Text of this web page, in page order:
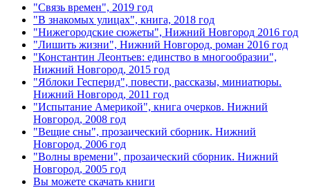
"Связь времен", 2019 год
"В знакомых улицах", книга, 2018 год
"Нижегородские сюжеты", Нижний Новгород 2016 год
"Лишить жизни", Нижний Новгород, роман 2016 год
"Константин Леонтьев: единство в многообразии",
Нижний Новгород, 2015 год
"Яблоки Гесперид", повести, рассказы, миниатюры.
Нижний Новгород, 2011 год
"Испытание Америкой", книга очерков. Нижний
Новгород, 2008 год
"Вещие сны", прозаический сборник. Нижний
Новгород, 2006 год
"Волны времени", прозаический сборник. Нижний
Новгород, 2005 год
Вы можете скачать книги